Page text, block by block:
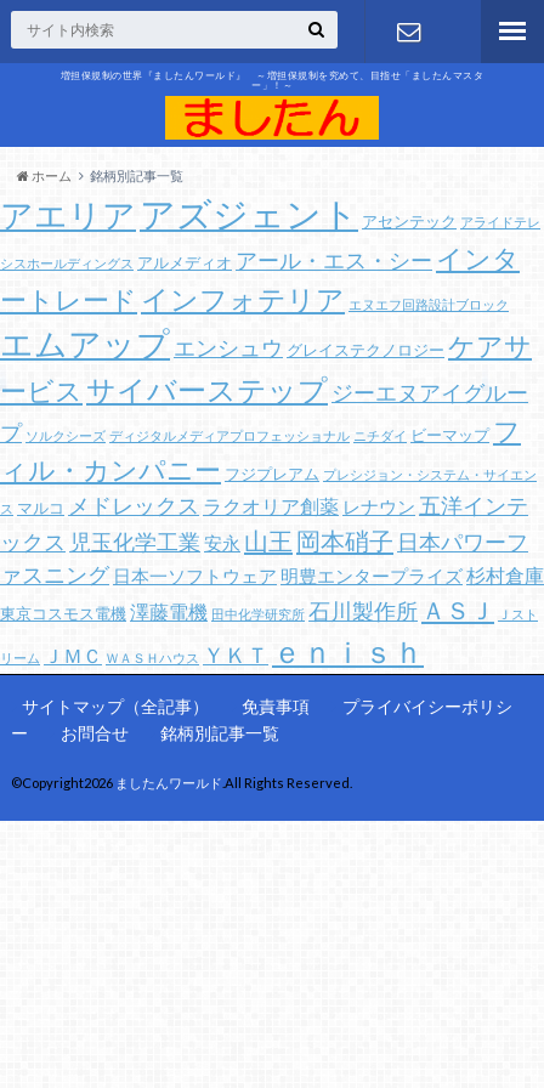
増担保規制の世界『ましたんワールド』 ～増担保規制を究めて、目指せ「ましたんマスタ
ー」！～
お問合せ
ホーム 銘柄別記事一覧
アエリア アズジェント アセンテック アライドテレ
シスホールディングス アルメディオ アール・エス・シー インタ
ートレード インフォテリア エヌエフ回路設計ブロック
エムアップエンシュウ グレイステクノロジー ケアサ
ービス サイバーステップ ジーエヌアイグルー
プ ソルクシーズ ディジタルメディアプロフェッショナル ニチダイ ビーマップ フ
ィル・カンパニー フジプレアム プレシジョン・システム・サイエン
ス マルコ メドレックス ラクオリア創薬 レナウン 五洋インテ
ックス 児玉化学工業 安永 山王 岡本硝子 日本パワーフ
ァスニング 日本一ソフトウェア 明豊エンタープライズ杉村倉庫
東京コスモス電機澤藤電機 田中化学研究所 石川製作所 ＡＳＪ Ｊスト
リーム ＪＭＣ ＷＡＳＨハウス ＹＫＴ ｅｎｉｓｈ
サイトマップ（全記事） 免責事項
プライバイシーポリシ
ー
お問合せ 銘柄別記事一覧
©Copyright2026 ましたんワールド .All Rights Reserved.